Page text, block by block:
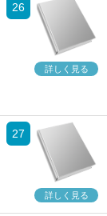
26
詳しく見る
27
詳しく見る